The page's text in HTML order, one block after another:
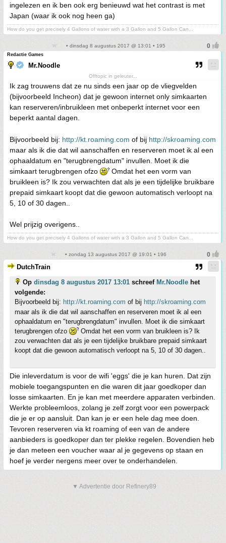
ingelezen en ik ben ook erg benieuwd wat het contrast is met
Japan (waar ik ook nog heen ga)
How do you get precisely 4 Gallons of water with a 3 Gallon and 5 Gallon Can...
• dinsdag 8 augustus 2017 @ 13:01 • 195
Redactie Games
Mr.Noodle
Offtopic in geleuter...
Ik zag trouwens dat ze nu sinds een jaar op de vliegvelden
(bijvoorbeeld Incheon) dat je gewoon internet only simkaarten
kan reserveren/inbruikleen met onbeperkt internet voor een
beperkt aantal dagen.
Bijvoorbeeld bij: http://kt.roaming.com of bij http://skroaming.com
maar als ik die dat wil aanschaffen en reserveren moet ik al een
ophaaldatum en "terugbrengdatum" invullen. Moet ik die
simkaart terugbrengen ofzo
Omdat het een vorm van
bruikleen is? Ik zou verwachten dat als je een tijdelijke bruikbare
prepaid simkaart koopt dat die gewoon automatisch verloopt na
5, 10 of 30 dagen..
Wel prijzig overigens..
How do you get precisely 4 Gallons of water with a 3 Gallon and 5 Gallon Can...
• zondag 13 augustus 2017 @ 19:01 • 196
DutchTrain
Op dinsdag 8 augustus 2017 13:01 schreef Mr.Noodle het
volgende:
Bijvoorbeeld bij: http://kt.roaming.com of bij http://skroaming.com
maar als ik die dat wil aanschaffen en reserveren moet ik al een
ophaaldatum en "terugbrengdatum" invullen. Moet ik die simkaart
terugbrengen ofzo
Omdat het een vorm van bruikleen is? Ik
zou verwachten dat als je een tijdelijke bruikbare prepaid simkaart
koopt dat die gewoon automatisch verloopt na 5, 10 of 30 dagen..
Die inleverdatum is voor de wifi 'eggs' die je kan huren. Dat zijn
mobiele toegangspunten en die waren dit jaar goedkoper dan
losse simkaarten. En je kan met meerdere apparaten verbinden.
Werkte probleemloos, zolang je zelf zorgt voor een powerpack
die je er op aansluit. Dan kan je er een hele dag mee doen.
Tevoren reserveren via kt roaming of een van de andere
aanbieders is goedkoper dan ter plekke regelen. Bovendien heb
je dan meteen een voucher waar al je gegevens op staan en
hoef je verder nergens meer over te onderhandelen.
▼ Advertentie door Refinery89